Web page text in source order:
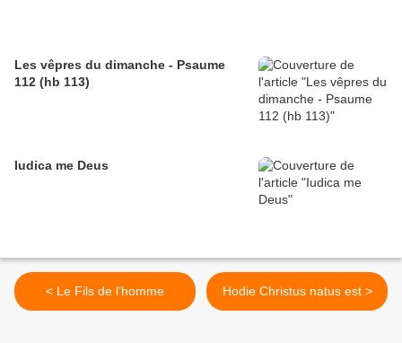
Les vêpres du dimanche - Psaume
112 (hb 113)
Iudica me Deus
< Le Fils de l’homme Hodie Christus natus est >